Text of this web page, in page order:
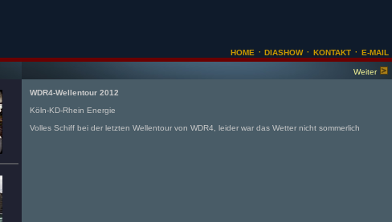
HOME · DIASHOW· KONTAKT · E-MAIL
Weiter
WDR4-Wellentour 2012
Köln-KD-Rhein Energie
Volles Schiff bei der letzten Wellentour von WDR4, leider war das Wetter nicht sommerlich